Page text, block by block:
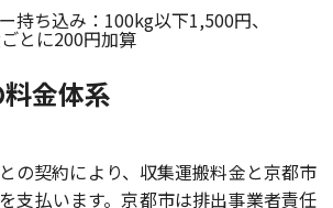
持ち込み：100kg以下1,500円、
とに200円加算
金体系
の契約により、収集運搬料金と京都市
支払います。京都市は排出事業者責任